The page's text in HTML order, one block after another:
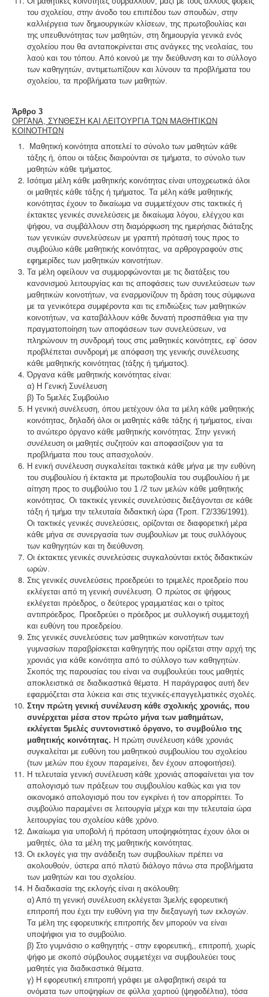
του σχολείου, στην άνοδο του επιπέδου των σπουδών, στην
καλλιέργεια των δημιουργικών κλίσεων, της πρωτοβουλίας και
της υπευθυνότητας των μαθητών, στη δημιουργία γενικά ενός
σχολείου που θα ανταποκρίνεται στις ανάγκες της νεολαίας, του
λαού και του τόπου. Από κοινού με την διεύθυνση και το σύλλογο
των καθηγητών, αντιμετωπίζουν και λύνουν τα προβλήματα του
σχολείου, τα προβλήματα των μαθητών.
Άρθρο 3
ΟΡΓΑΝΑ, ΣΥΝΘΕΣΗ ΚΑΙ ΛΕΙΤΟΥΡΓΙΑ ΤΩΝ ΜΑΘΗΤΙΚΩΝ
ΚΟΙΝΟΤΗΤΩΝ
Μαθητική κοινότητα αποτελεί το σύνολο των μαθητών κάθε
τάξης ή, όπου οι τάξεις διαιρούνται σε τμήματα, το σύνολο των
μαθητών κάθε τμήματος.
Ισότιμα μέλη κάθε μαθητικής κοινότητας είναι υποχρεωτικά όλοι
οι μαθητές κάθε τάξης ή τμήματος. Τα μέλη κάθε μαθητικής
κοινότητας έχουν το δικαίωμα να συμμετέχουν στις τακτικές ή
έκτακτες γενικές συνελεύσεις με δικαίωμα λόγου, ελέγχου και
ψήφου, να συμβάλλουν στη διαμόρφωση της ημερήσιας διάταξης
των γενικών συνελεύσεων με γραπτή πρότασή τους προς το
συμβούλιο κάθε μαθητικής κοινότητας, να αρθρογραφούν στις
εφημερίδες των μαθητικών κοινοτήτων.
Τα μέλη οφείλουν να συμμορφώνονται με τις διατάξεις του
κανονισμού λειτουργίας και τις αποφάσεις των συνελεύσεων των
μαθητικών κοινοτήτων, να εναρμονίζουν τη δράση τους σύμφωνα
με τα γενικότερα συμφέροντα και τις επιδιώξεις των μαθητικών
κοινοτήτων, να καταβάλλουν κάθε δυνατή προσπάθεια για την
πραγματοποίηση των αποφάσεων των συνελεύσεων, να
πληρώνουν τη συνδρομή τους στις μαθητικές κοινότητες, εφ` όσον
προβλέπεται συνδρομή με απόφαση της γενικής συνέλευσης
κάθε μαθητικής κοινότητας (τάξης ή τμήματος).
Όργανα κάθε μαθητικής κοινότητας είναι:
α) Η Γενική Συνέλευση
β) Το 5μελές Συμβούλιο
Η γενική συνέλευση, όπου μετέχουν όλα τα μέλη κάθε μαθητικής
κοινότητας, δηλαδή όλοι οι μαθητές κάθε τάξης ή τμήματος, είναι
το ανώτερο όργανο κάθε μαθητικής κοινότητας. Στην γενική
συνέλευση οι μαθητές συζητούν και αποφασίζουν για τα
προβλήματα που τους απασχολούν.
Η ενική συνέλευση συγκαλείται τακτικά κάθε μήνα με την ευθύνη
του συμβουλίου ή έκτακτα με πρωτοβουλία του συμβουλίου ή με
αίτηση προς το συμβούλιο του 1 /2 των μελών κάθε μαθητικής
κοινότητας. Οι τακτικές γενικές συνελεύσεις διεξάγονται σε κάθε
τάξη ή τμήμα την τελευταία διδακτική ώρα (Τροπ. Γ2/336/1991).
Οι τακτικές γενικές συνελεύσεις, ορίζονται σε διαφορετική μέρα
κάθε μήνα σε συνεργασία των συμβουλίων με τους συλλόγους
των καθηγητών και τη διεύθυνση.
Οι έκτακτες γενικές συνελεύσεις συγκαλούνται εκτός διδακτικών
ωρών.
Στις γενικές συνελεύσεις προεδρεύει το τριμελές προεδρείο που
εκλέγεται από τη γενική συνέλευση. Ο πρώτος σε ψήφους
εκλέγεται πρόεδρος, ο δεύτερος γραμματέας και ο τρίτος
αντιπρόεδρος. Προεδρεύει ο πρόεδρος με συλλογική συμμετοχή
και ευθύνη του προεδρείου.
Στις γενικές συνελεύσεις των μαθητικών κοινοτήτων των
γυμνασίων παραβρίσκεται καθηγητής που ορίζεται στην αρχή της
χρονιάς για κάθε κοινότητα από το σύλλογο των καθηγητών.
Σκοπός της παρουσίας του είναι να συμβουλεύει τους μαθητές
αποκλειστικά σε διαδικαστικά θέματα. Η παράγραφος αυτή δεν
εφαρμόζεται στα λύκεια και στις τεχνικές-επαγγελματικές σχολές.
Στην πρώτη γενική συνέλευση κάθε σχολικής χρονιάς, που
συνέρχεται μέσα στον πρώτο μήνα των μαθημάτων,
εκλέγεται 5μελές συντονιστικό όργανο, το συμβούλιο της
μαθητικής κοινότητας. H πρώτη συνέλευση κάθε χρονιάς
συγκαλείται με ευθύνη του μαθητικού συμβουλίου του σχολείου
(των μελών που έχουν παραμείνει, δεν έχουν αποφοιτήσει).
Η τελευταία γενική συνέλευση κάθε χρονιάς αποφαίνεται για τον
απολογισμό των πράξεων του συμβουλίου καθώς και για τον
οικονομικό απολογισμό που τον εγκρίνει ή τον απορρίπτει. Το
συμβούλιο παραμένει σε λειτουργία μέχρι και την τελευταία ώρα
λειτουργίας του σχολείου κάθε χρόνο.
Δικαίωμα για υποβολή ή πρόταση υποψηφιότητας έχουν όλοι οι
μαθητές, όλα τα μέλη της μαθητικής κοινότητας.
Οι εκλογές για την ανάδειξη των συμβουλίων πρέπει να
ακολουθούν, ύστερα από πλατύ διάλογο πάνω στα προβλήματα
των μαθητών και του σχολείου.
Η διαδικασία της εκλογής είναι η ακόλουθη:
α) Από τη γενική συνέλευση εκλέγεται 3μελής εφορευτική
επιτροπή που έχει την ευθύνη για την διεξαγωγή των εκλογών.
Τα μέλη της εφορευτικής επιτροπής δεν μπορούν να είναι
υποψήφιοι για το συμβούλιο.
β) Στο γυμνάσιο ο καθηγητής - στην εφορευτική,, επιτροπή, χωρίς
ψήφο με σκοπό σύμβουλος συμμετέχει να συμβουλεύει τους
μαθητές για διαδικαστικά θέματα.
γ) Η εφορευτική επιτροπή γράφει με αλφαβητική σειρά τα
ονόματα των υποψηφίων σε φύλλα χαρτιού (ψηφοδέλτια), τόσα